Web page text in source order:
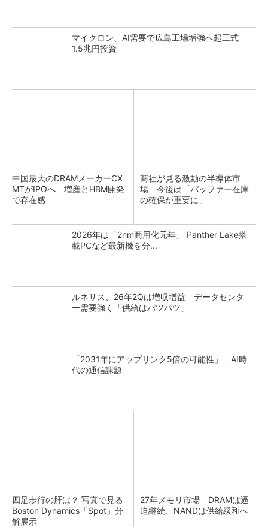
マイクロン、AI需要で広島工場増強へ起工式
1.5兆円投資
中国最大のDRAMメーカーCX
MTがIPOへ 増産とHBM開発
で存在感
商社が見る激動の半導体市
場 今後は「バッファー在庫
の確保が重要に」
2026年は「2nm商用化元年」 Panther Lake搭
載PCなど最新機を分...
ルネサス、26年2Qは増収増益 データセンタ
ー需要強く「供給はパツパツ」
「2031年にアップリンク5倍の可能性」 AI時
代の通信課題
四足歩行の肝は？ 写真で見る
Boston Dynamics「Spot」分
解展示
27年メモリ市場 DRAMは逼
迫継続、NANDは供給緩和へ